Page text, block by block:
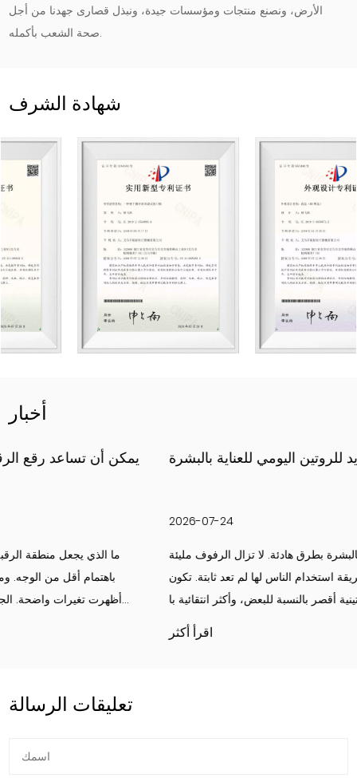
الأرض، ونصنع منتجات ومؤسسات جيدة، ونبذل قصارى جهدنا من أجل
صحة الشعب بأكمله.
شهادة الشرف
أخبار
بقع تجاعيد الوجه: نهج جديد للروتين اليومي للعناية بالبشرة
لقد تغيرت فكرة العناية اليومية بالبشرة بطرق هادئة. لا تزال الرفوف مليئة
بالكريمات والمنظفات، لكن طريقة استخدام الناس لها لم تعد ثابتة. تكون
الإجراءات الروتينية أقصر بالنسبة للبعض، وأكثر انتقائية با...
تعليقات الرسالة